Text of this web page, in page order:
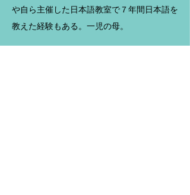
や自ら主催した日本語教室で７年間日本語を
教えた経験もある。一児の母。